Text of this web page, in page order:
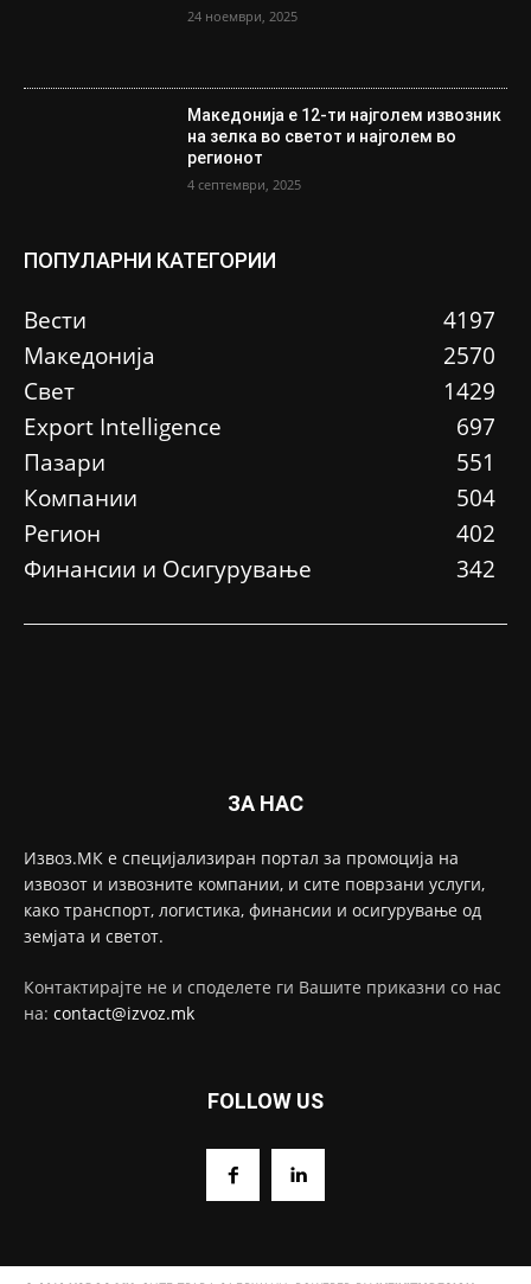
24 ноември, 2025
Македонија е 12-ти најголем извозник
на зелка во светот и најголем во
регионот
4 септември, 2025
ПОПУЛАРНИ КАТЕГОРИИ
Вести
4197
Македонија
2570
Свет
1429
Еxport Intelligence
697
Пазари
551
Компании
504
Регион
402
Финансии и Осигурување
342
ЗА НАС
Извоз.МК е специјализиран портал за промоција на
извозот и извозните компании, и сите поврзани услуги,
како транспорт, логистика, финансии и осигурување од
земјата и светот.
Контактирајте не и споделете ги Вашите приказни со нас
на: contact@izvoz.mk
FOLLOW US